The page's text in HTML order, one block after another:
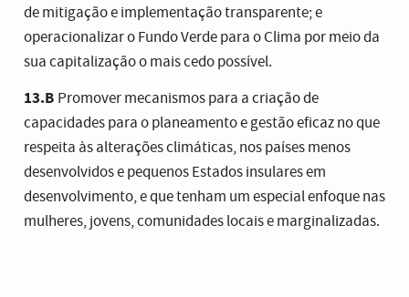
de mitigação e implementação transparente; e
operacionalizar o Fundo Verde para o Clima por meio da
sua capitalização o mais cedo possível.
13.B Promover mecanismos para a criação de
capacidades para o planeamento e gestão eficaz no que
respeita às alterações climáticas, nos países menos
desenvolvidos e pequenos Estados insulares em
desenvolvimento, e que tenham um especial enfoque nas
mulheres, jovens, comunidades locais e marginalizadas.